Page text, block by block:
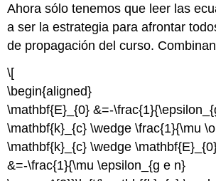
Ahora sólo tenemos que leer las
a ser la estrategia para afrontar
de propagación del curso.
\[
\begin{aligned}
\mathbf{E}_{0} &=-
\mathbf{k}_{c} \wedge \frac{1}{\mu
\mathbf{k}_{c} \wedge
&=-\frac{1}{\mu \epsilon_{g e n}